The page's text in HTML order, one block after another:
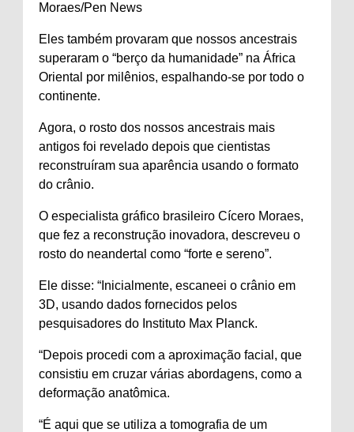
Moraes/Pen News
Eles também provaram que nossos ancestrais
superaram o “berço da humanidade” na África
Oriental por milênios, espalhando-se por todo o
continente.
Agora, o rosto dos nossos ancestrais mais
antigos foi revelado depois que cientistas
reconstruíram sua aparência usando o formato
do crânio.
O especialista gráfico brasileiro Cícero Moraes,
que fez a reconstrução inovadora, descreveu o
rosto do neandertal como “forte e sereno”.
Ele disse: “Inicialmente, escaneei o crânio em
3D, usando dados fornecidos pelos
pesquisadores do Instituto Max Planck.
“Depois procedi com a aproximação facial, que
consistiu em cruzar várias abordagens, como a
deformação anatômica.
“É aqui que se utiliza a tomografia de um